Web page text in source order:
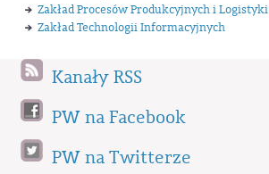
Zakład Procesów Produkcyjnych i Logistyki
Zakład Technologii Informacyjnych
Kanały RSS
PW na Facebook
PW na Twitterze